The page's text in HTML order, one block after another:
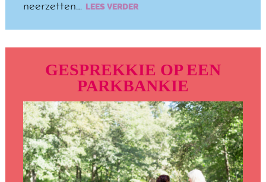
neerzetten… LEES VERDER
GESPREKKIE OP EEN
PARK­BANKIE